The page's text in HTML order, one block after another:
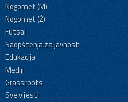
Nogomet (M)
Nogomet (Ž)
Futsal
Saopštenja za javnost
Edukacija
Mediji
Grassroots
Sve vijesti